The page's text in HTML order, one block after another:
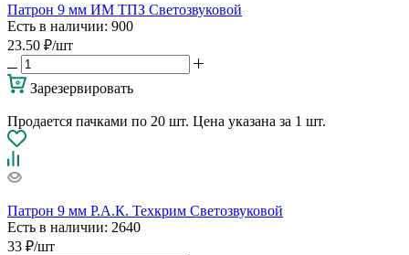
Патрон 9 мм ИМ ТПЗ Светозвуковой
Есть в наличии: 900
23.50 ₽/шт
Зарезервировать
Продается пачками по 20 шт. Цена указана за 1 шт.
Патрон 9 мм Р.А.К. Техкрим Светозвуковой
Есть в наличии: 2640
33 ₽/шт